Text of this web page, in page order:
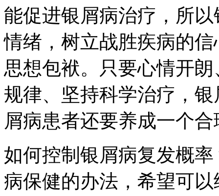
能促进银屑病治疗，所
情绪，树立战胜疾病的
思想包袱。只要心情开
规律、坚持科学治疗，
屑病患者还要养成一个
如何控制银屑病复发概
病保健的办法，希望可